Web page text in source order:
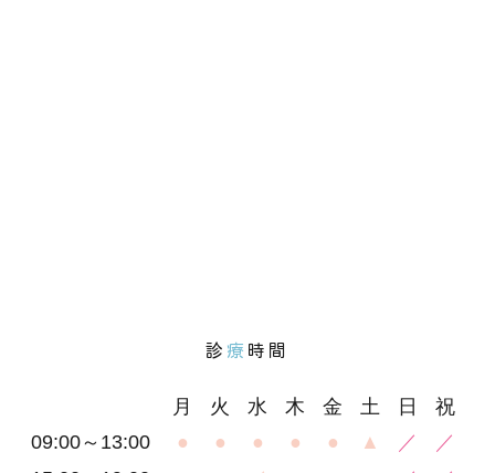
診 療 時間
月 火 水 木 金 土 日
祝
09:00～13:00
● ● ● ● ● ▲ ／
／